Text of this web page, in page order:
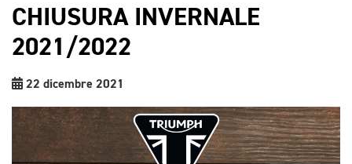
CHIUSURA INVERNALE
2021/2022
22 dicembre 2021